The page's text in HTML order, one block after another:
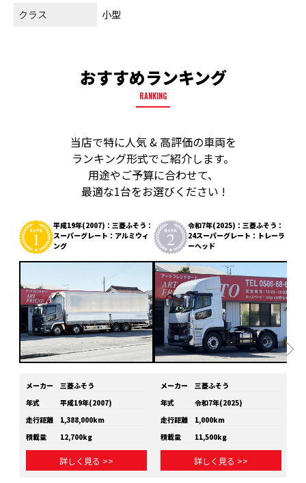
クラス
小型
おすすめランキング
RANKING
当店で特に人気 & 高評価の車両を
ランキング形式でご紹介します。
用途やご予算に合わせて、
最適な1台をお選びください !
平成19年(2007)：三菱ふそう：
スーパーグレート：アルミウィ
ング
メーカー
三菱ふそう
年式
平成19年(2007)
走行距離
1,388,000km
積載量
12,700kg
詳しく見る >>
令和7年(2025)：三菱ふそう：
24スーパーグレート：トレーラ
ーヘッド
メーカー
三菱ふそう
年式
令和7年(2025)
走行距離
1,000km
積載量
11,500kg
詳しく見る >>